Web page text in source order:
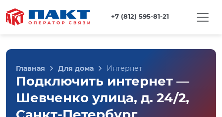
+7 (812) 595-81-21
Главная Для дома Интернет
Подключить интернет —
Шевченко улица, д. 24/2,